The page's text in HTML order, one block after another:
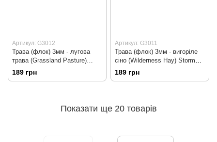
Артикул: G3012
Трава (флок) 3мм - лугова
трава (Grassland Pasture)
Storm Creation G3012 (30г)
189 грн
Артикул: G3011
Трава (флок) 3мм - вигоріле
сіно (Wilderness Hay) Storm
Creation G3011 (30г)
189 грн
Показати ще 20 товарів